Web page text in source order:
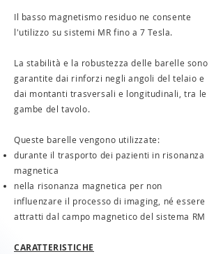
Il basso magnetismo residuo ne consente
l'utilizzo su sistemi MR fino a 7 Tesla.
La stabilità e la robustezza delle barelle sono
garantite dai rinforzi negli angoli del telaio e
dai montanti trasversali e longitudinali, tra le
gambe del tavolo.
Queste barelle vengono utilizzate:
durante il trasporto dei pazienti in risonanza
magnetica
nella risonanza magnetica per non
influenzare il processo di imaging, né essere
attratti dal campo magnetico del sistema RM
CARATTERISTICHE